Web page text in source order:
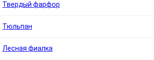
Твердый фарфор
Тюльпан
Лесная фиалка